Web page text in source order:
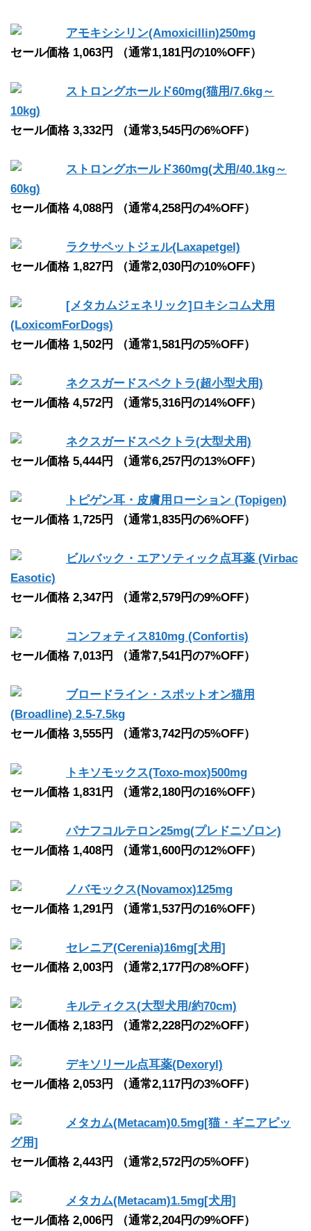
アモキシシリン(Amoxicillin)250mg
セール価格 1,063円 （通常1,181円の10%OFF）
ストロングホールド60mg(猫用/7.6kg～
10kg)
セール価格 3,332円 （通常3,545円の6%OFF）
ストロングホールド360mg(犬用/40.1kg～
60kg)
セール価格 4,088円 （通常4,258円の4%OFF）
ラクサペットジェル(Laxapetgel)
セール価格 1,827円 （通常2,030円の10%OFF）
[メタカムジェネリック]ロキシコム犬用
(LoxicomForDogs)
セール価格 1,502円 （通常1,581円の5%OFF）
ネクスガードスペクトラ(超小型犬用)
セール価格 4,572円 （通常5,316円の14%OFF）
ネクスガードスペクトラ(大型犬用)
セール価格 5,444円 （通常6,257円の13%OFF）
トピゲン耳・皮膚用ローション (Topigen)
セール価格 1,725円 （通常1,835円の6%OFF）
ビルバック・エアソティック点耳薬 (Virbac
Easotic)
セール価格 2,347円 （通常2,579円の9%OFF）
コンフォティス810mg (Confortis)
セール価格 7,013円 （通常7,541円の7%OFF）
ブロードライン・スポットオン猫用
(Broadline) 2.5-7.5kg
セール価格 3,555円 （通常3,742円の5%OFF）
トキソモックス(Toxo-mox)500mg
セール価格 1,831円 （通常2,180円の16%OFF）
パナフコルテロン25mg(プレドニゾロン)
セール価格 1,408円 （通常1,600円の12%OFF）
ノバモックス(Novamox)125mg
セール価格 1,291円 （通常1,537円の16%OFF）
セレニア(Cerenia)16mg[犬用]
セール価格 2,003円 （通常2,177円の8%OFF）
キルティクス(大型犬用/約70cm)
セール価格 2,183円 （通常2,228円の2%OFF）
デキソリール点耳薬(Dexoryl)
セール価格 2,053円 （通常2,117円の3%OFF）
メタカム(Metacam)0.5mg[猫・ギニアピッ
グ用]
セール価格 2,443円 （通常2,572円の5%OFF）
メタカム(Metacam)1.5mg[犬用]
セール価格 2,006円 （通常2,204円の9%OFF）